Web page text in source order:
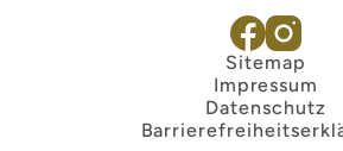
Sitemap
Impressum
Datenschutz